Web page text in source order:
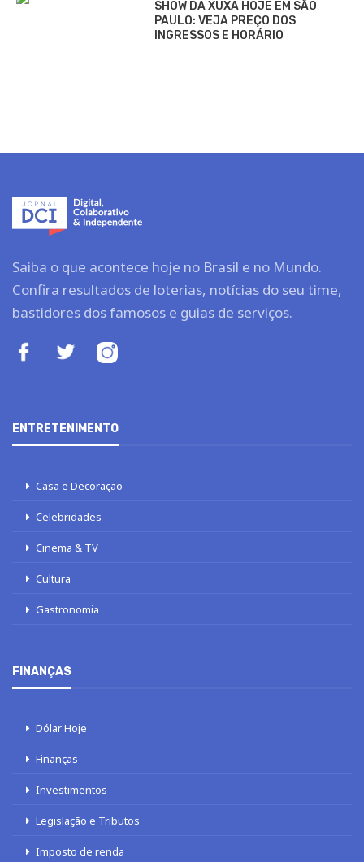
SHOW DA XUXA HOJE EM SÃO
PAULO: VEJA PREÇO DOS
INGRESSOS E HORÁRIO
Saiba o que acontece hoje no Brasil e no Mundo.
Confira resultados de loterias, notícias do seu time,
bastidores dos famosos e guias de serviços.
ENTRETENIMENTO
Casa e Decoração
Celebridades
Cinema & TV
Cultura
Gastronomia
FINANÇAS
Dólar Hoje
Finanças
Investimentos
Legislação e Tributos
Imposto de renda